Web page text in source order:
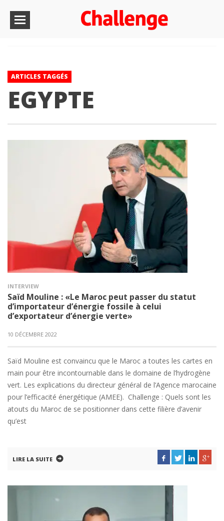
ARTICLES TAGGÉS
EGYPTE
INTERVIEW
Saïd Mouline : «Le Maroc peut passer du statut
d’importateur d’énergie fossile à celui
d’exportateur d’énergie verte»
10 DÉCEMBRE 2022
Saïd Mouline est convaincu que le Maroc a toutes les cartes en
main pour être incontournable dans le domaine de l’hydrogène
vert. Les explications du directeur général de l’Agence marocaine
pour l’efficacité énergétique (AMEE). Challenge : Quels sont les
atouts du Maroc de se positionner dans cette filière d’avenir
qu’est
LIRE LA SUITE